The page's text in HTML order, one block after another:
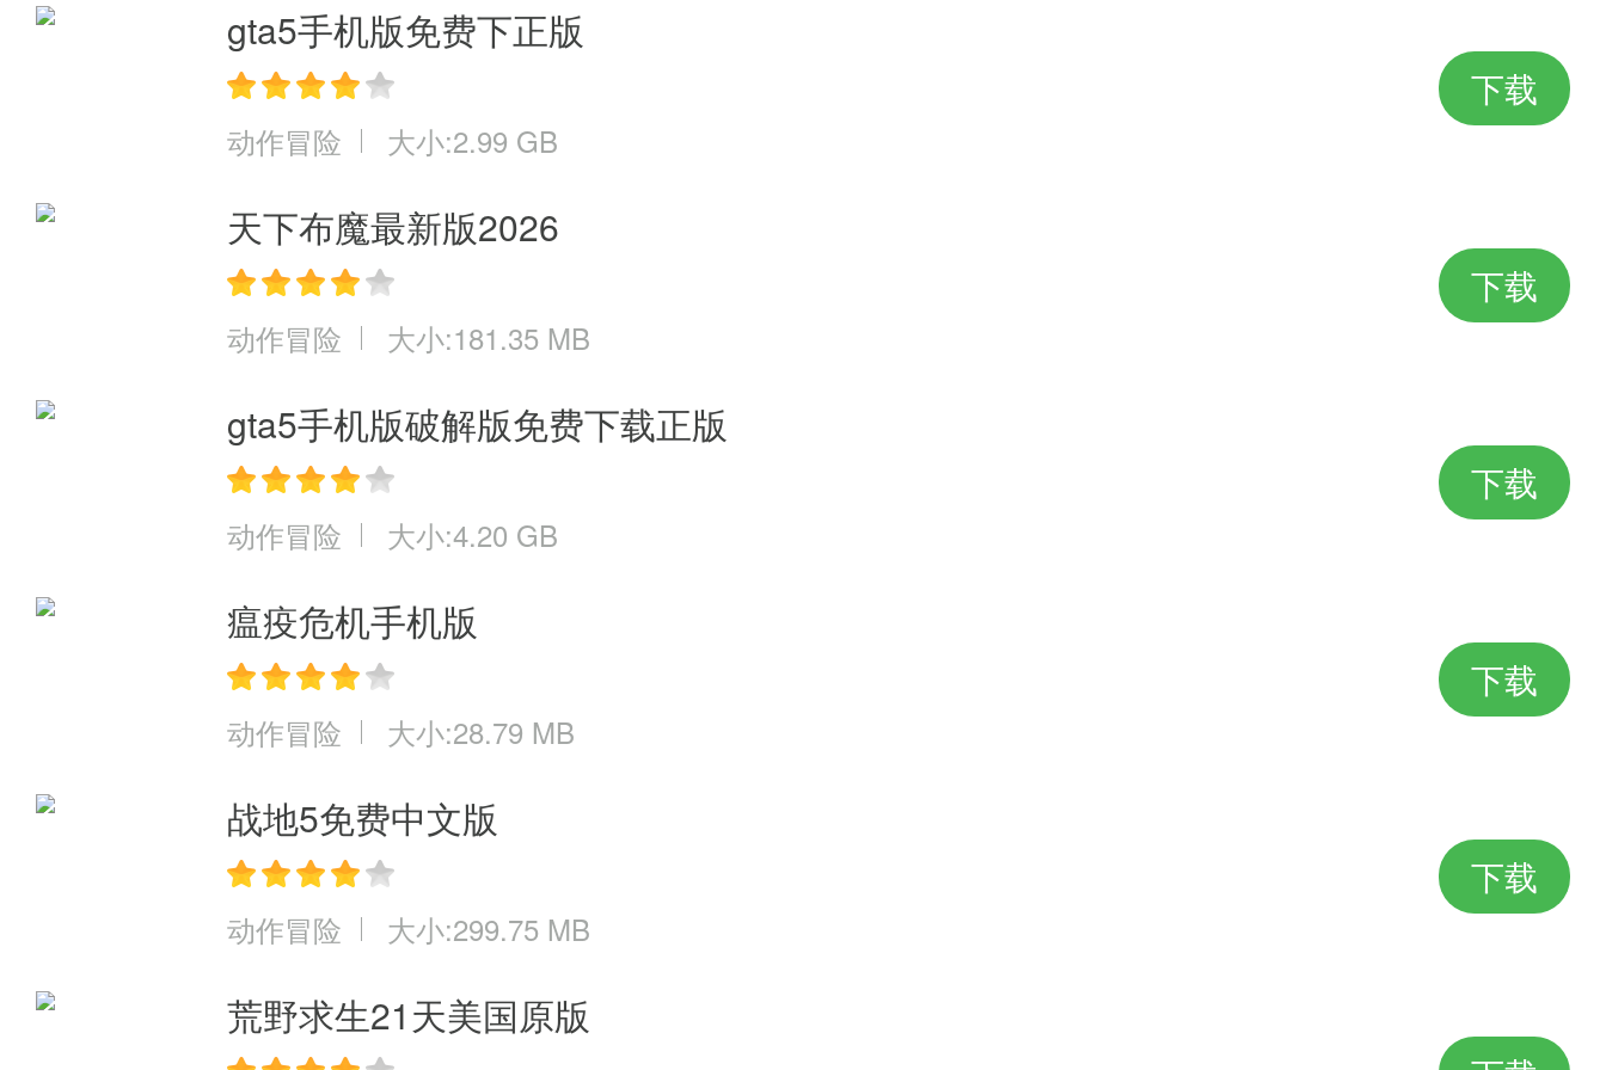
gta5手机版免费下正版
动作冒险 大小:2.99 GB
下载
天下布魔最新版2026
动作冒险 大小:181.35 MB
下载
gta5手机版破解版免费下载正版
动作冒险 大小:4.20 GB
下载
瘟疫危机手机版
动作冒险 大小:28.79 MB
下载
战地5免费中文版
动作冒险 大小:299.75 MB
下载
荒野求生21天美国原版